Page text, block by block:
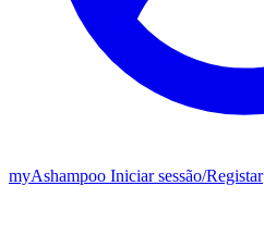
myAshampoo Iniciar sessão/Registar